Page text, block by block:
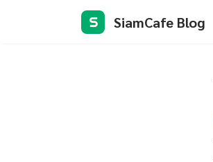
S SiamCafe Blog